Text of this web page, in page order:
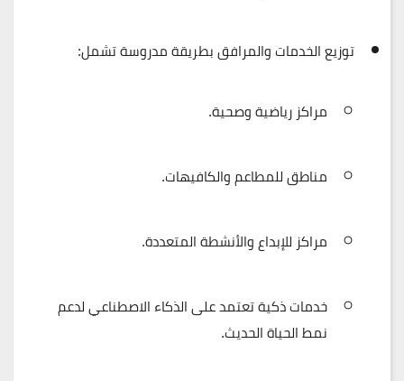
توزيع الخدمات والمرافق بطريقة مدروسة تشمل:
مراكز رياضية وصحية.
مناطق للمطاعم والكافيهات.
مراكز للإبداع والأنشطة المتعددة.
خدمات ذكية تعتمد علىالذكاء الاصطناعيلدعم
نمط الحياة الحديث.